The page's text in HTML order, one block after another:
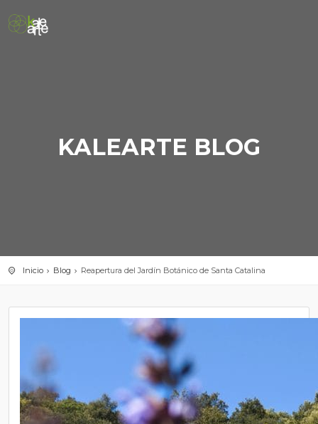
KALEARTE BLOG
Inicio Blog Reapertura del Jardín Botánico de Santa Catalina